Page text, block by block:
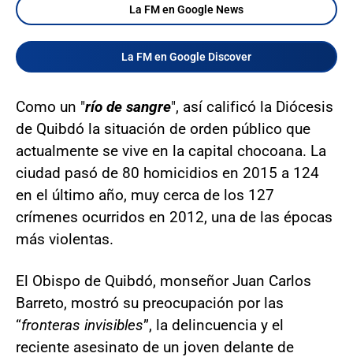
La FM en Google News
La FM en Google Discover
Como un "río de sangre", así calificó la Diócesis
de Quibdó la situación de orden público que
actualmente se vive en la capital chocoana. La
ciudad pasó de 80 homicidios en 2015 a 124
en el último año, muy cerca de los 127
crímenes ocurridos en 2012, una de las épocas
más violentas.
El Obispo de Quibdó, monseñor Juan Carlos
Barreto, mostró su preocupación por las
“fronteras invisibles”, la delincuencia y el
reciente asesinato de un joven delante de